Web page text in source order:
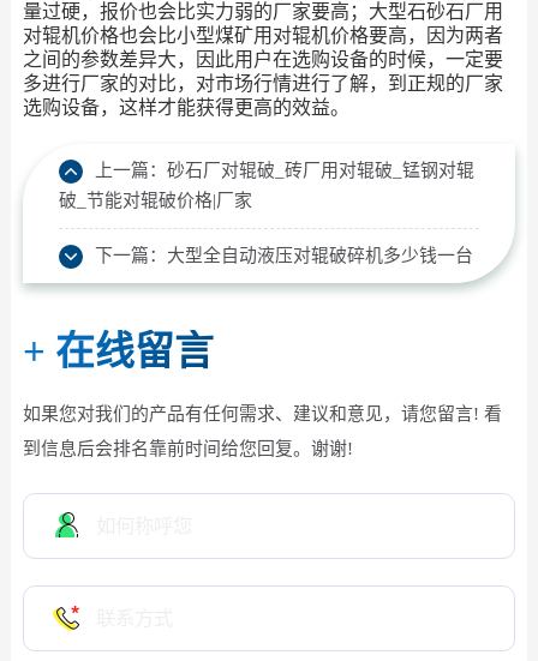
量过硬，报价也会比实力弱的厂家要高；大型石砂石厂用
对辊机价格也会比小型煤矿用对辊机价格要高，因为两者
之间的参数差异大，因此用户在选购设备的时候，一定要
多进行厂家的对比，对市场行情进行了解，到正规的厂家
选购设备，这样才能获得更高的效益。
上一篇： 砂石厂对辊破_砖厂用对辊破_锰钢对辊
破_节能对辊破价格|厂家
下一篇： 大型全自动液压对辊破碎机多少钱一台
+ 在线留言
如果您对我们的产品有任何需求、建议和意见，请您留言! 看
到信息后会排名靠前时间给您回复。谢谢!